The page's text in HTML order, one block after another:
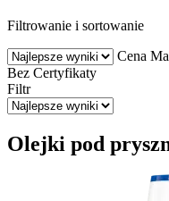
Filtrowanie i sortowanie
Cena
Bez Certyfikaty
Filtr
Olejki pod